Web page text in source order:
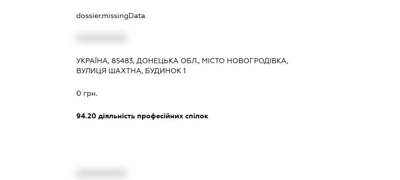
dossier.missingData
УКРАЇНА, 85483, ДОНЕЦЬКА ОБЛ., МІСТО НОВОГРОДІВКА,
ВУЛИЦЯ ШАХТНА, БУДИНОК 1
0 грн.
94.20діяльність професійних спілок